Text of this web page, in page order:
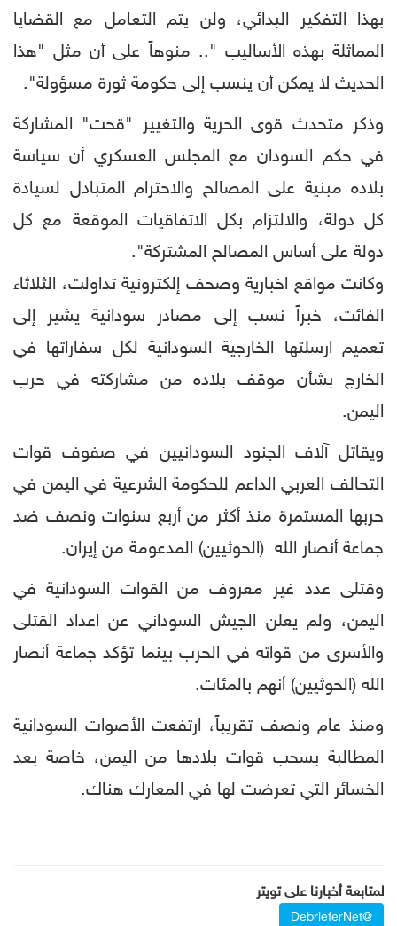
بهذا التفكير البدائي، ولن يتم التعامل مع القضايا
المماثلة بهذه الأساليب ".. منوهاً على أن مثل "هذا
الحديث لا يمكن أن ينسب إلى حكومة ثورة مسؤولة".
وذكر متحدث قوى الحرية والتغيير "قحت" المشاركة
في حكم السودان مع المجلس العسكري أن سياسة
بلاده مبنية على المصالح والاحترام المتبادل لسيادة
كل دولة، والالتزام بكل الاتفاقيات الموقعة مع كل
دولة على أساس المصالح المشتركة".
وكانت مواقع اخبارية وصحف إلكترونية تداولت، الثلاثاء
الفائت، خبراً نسب إلى مصادر سودانية يشير إلى
تعميم ارسلتها الخارجية السودانية لكل سفاراتها في
الخارج بشأن موقف بلاده من مشاركته في حرب
اليمن.
ويقاتل آلاف الجنود السودانيين في صفوف قوات
التحالف العربي الداعم للحكومة الشرعية في اليمن في
حربها المستمرة منذ أكثر من أربع سنوات ونصف ضد
جماعة أنصار الله (الحوثيين) المدعومة من إيران.
وقتلى عدد غير معروف من القوات السودانية في
اليمن، ولم يعلن الجيش السوداني عن اعداد القتلى
والأسرى من قواته في الحرب بينما تؤكد جماعة أنصار
الله (الحوثيين) أنهم بالمئات.
ومنذ عام ونصف تقريباً، ارتفعت الأصوات السودانية
المطالبة بسحب قوات بلادها من اليمن، خاصة بعد
الخسائر التي تعرضت لها في المعارك هناك.
لمتابعة أخبارنا على تويتر
@DebrieferNet